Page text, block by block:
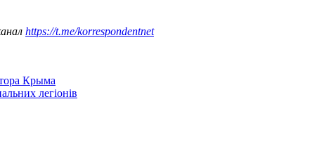
https://t.me/korrespondentnet
Крыма
легіонів